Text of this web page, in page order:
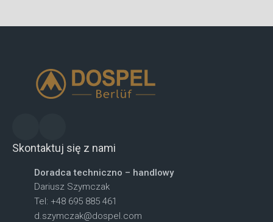
Skontaktuj się z nami
Doradca techniczno – handlowy
Dariusz Szymczak
Tel: +48 695 885 461
d.szymczak@dospel.com